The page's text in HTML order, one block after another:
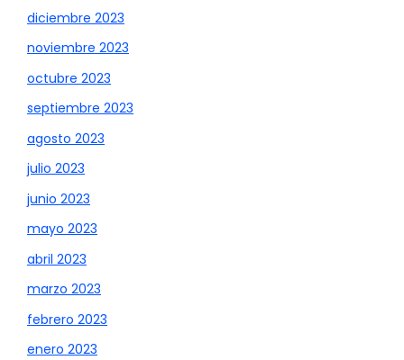
diciembre 2023
noviembre 2023
octubre 2023
septiembre 2023
agosto 2023
julio 2023
junio 2023
mayo 2023
abril 2023
marzo 2023
febrero 2023
enero 2023